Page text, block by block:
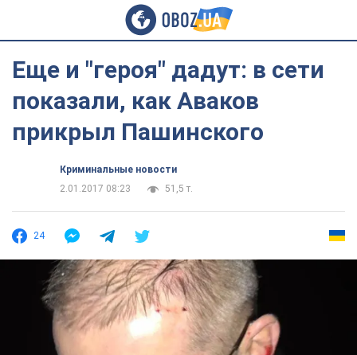
Еще и "героя" дадут: в сети
показали, как Аваков
прикрыл Пашинского
Криминальные новости
2.01.2017 08:23
51,5 т.
24